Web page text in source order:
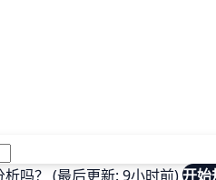
吗？ (最后更新: 9小时前)开始